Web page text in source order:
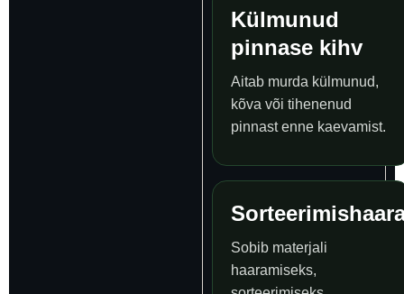
Külmunud
pinnase kihv
Aitab murda külmunud,
kõva või tihenenud
pinnast enne kaevamist.
Sobib materjali
haaramiseks,